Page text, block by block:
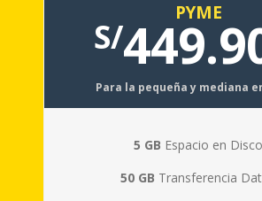
PYME
S/
Para la pequeña y mediana
5 GB Espacio en Disco
50 GB Transferencia